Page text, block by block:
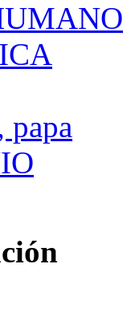
papa